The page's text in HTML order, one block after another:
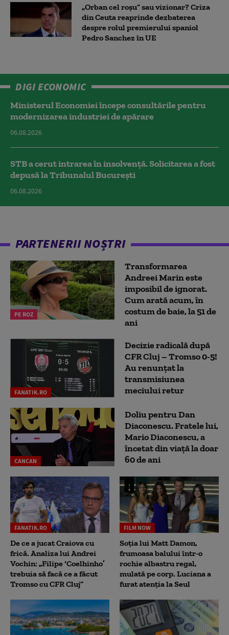
„Orban cel roșu” sau vizionar? Criza
din Ceuta reaprinde dezbaterea
despre rolul premierului spaniol
Pedro Sanchez în UE
DIGI ECONOMIC
Ministerul Economiei începe consultările pentru
modernizarea industriei de apărare
06.08.2026
STB a cerut intrarea în insolvență. Solicitarea a fost
depusă la Tribunalul București
06.08.2026
PARTENERII NOȘTRI
PE ROZ
Transformarea
Andreei Marin este
imposibil de ignorat.
Cum arată acum, în
costum de baie, la 51 de
ani
FANATIK.RO
Decizie radicală după
CFR Cluj – Tromso 0-5!
Au renunțat la
transmisiunea
meciului retur
CANCAN
Doliu pentru Dan
Diaconescu. Fratele lui,
Mario Diaconescu, a
încetat din viață la doar
60 de ani
FANATIK.RO
De ce a jucat Craiova cu
frică. Analiza lui Andrei
Vochin: „Filipe ‘Coelhinho’
trebuia să facă ce a făcut
Tromso cu CFR Cluj”
FILM NOW
Soția lui Matt Damon,
frumoasa balului într-o
rochie albastru regal,
mulată pe corp. Luciana a
furat atenția la Seul